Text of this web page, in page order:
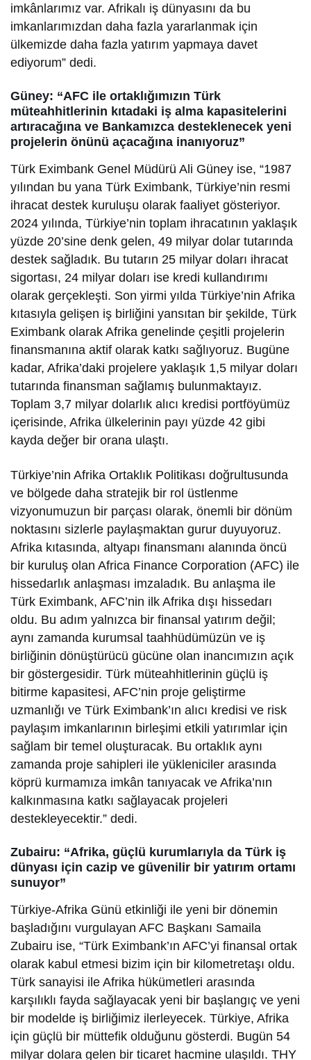
imkânlarımız var. Afrikalı iş dünyasını da bu
imkanlarımızdan daha fazla yararlanmak için
ülkemizde daha fazla yatırım yapmaya davet
ediyorum” dedi.
Güney: “AFC ile ortaklığımızın Türk
müteahhitlerinin kıtadaki iş alma kapasitelerini
artıracağına ve Bankamızca desteklenecek yeni
projelerin önünü açacağına inanıyoruz”
Türk Eximbank Genel Müdürü Ali Güney ise, “1987
yılından bu yana Türk Eximbank, Türkiye’nin resmi
ihracat destek kuruluşu olarak faaliyet gösteriyor.
2024 yılında, Türkiye’nin toplam ihracatının yaklaşık
yüzde 20’sine denk gelen, 49 milyar dolar tutarında
destek sağladık. Bu tutarın 25 milyar doları ihracat
sigortası, 24 milyar doları ise kredi kullandırımı
olarak gerçekleşti. Son yirmi yılda Türkiye’nin Afrika
kıtasıyla gelişen iş birliğini yansıtan bir şekilde, Türk
Eximbank olarak Afrika genelinde çeşitli projelerin
finansmanına aktif olarak katkı sağlıyoruz. Bugüne
kadar, Afrika’daki projelere yaklaşık 1,5 milyar doları
tutarında finansman sağlamış bulunmaktayız.
Toplam 3,7 milyar dolarlık alıcı kredisi portföyümüz
içerisinde, Afrika ülkelerinin payı yüzde 42 gibi
kayda değer bir orana ulaştı.
Türkiye’nin Afrika Ortaklık Politikası doğrultusunda
ve bölgede daha stratejik bir rol üstlenme
vizyonumuzun bir parçası olarak, önemli bir dönüm
noktasını sizlerle paylaşmaktan gurur duyuyoruz.
Afrika kıtasında, altyapı finansmanı alanında öncü
bir kuruluş olan Africa Finance Corporation (AFC) ile
hissedarlık anlaşması imzaladık. Bu anlaşma ile
Türk Eximbank, AFC’nin ilk Afrika dışı hissedarı
oldu. Bu adım yalnızca bir finansal yatırım değil;
aynı zamanda kurumsal taahhüdümüzün ve iş
birliğinin dönüştürücü gücüne olan inancımızın açık
bir göstergesidir. Türk müteahhitlerinin güçlü iş
bitirme kapasitesi, AFC’nin proje geliştirme
uzmanlığı ve Türk Eximbank’ın alıcı kredisi ve risk
paylaşım imkanlarının birleşimi etkili yatırımlar için
sağlam bir temel oluşturacak. Bu ortaklık aynı
zamanda proje sahipleri ile yükleniciler arasında
köprü kurmamıza imkân tanıyacak ve Afrika’nın
kalkınmasına katkı sağlayacak projeleri
destekleyecektir.” dedi.
Zubairu: “Afrika, güçlü kurumlarıyla da Türk iş
dünyası için cazip ve güvenilir bir yatırım ortamı
sunuyor”
Türkiye-Afrika Günü etkinliği ile yeni bir dönemin
başladığını vurgulayan AFC Başkanı Samaila
Zubairu ise, “Türk Eximbank’ın AFC’yi finansal ortak
olarak kabul etmesi bizim için bir kilometretaşı oldu.
Türk sanayisi ile Afrika hükümetleri arasında
karşılıklı fayda sağlayacak yeni bir başlangıç ve yeni
bir modelde iş birliğimiz ilerleyecek. Türkiye, Afrika
için güçlü bir müttefik olduğunu gösterdi. Bugün 54
milyar dolara gelen bir ticaret hacmine ulaşıldı. THY